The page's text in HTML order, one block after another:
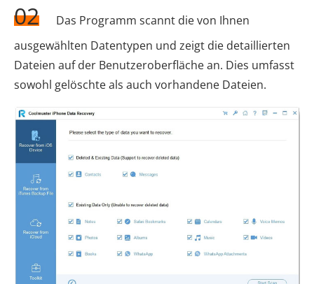
02
Das Programm scannt die von Ihnen
ausgewählten Datentypen und zeigt die detaillierten
Dateien auf der Benutzeroberfläche an. Dies umfasst
sowohl gelöschte als auch vorhandene Dateien.